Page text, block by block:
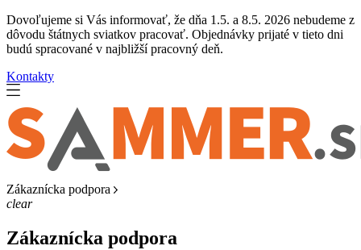
Dovoľujeme si Vás informovať, že dňa 1.5. a 8.5. 2026 nebudeme z
dôvodu štátnych sviatkov pracovať. Objednávky prijaté v tieto dni
budú spracované v najbližší pracovný deň.
Kontakty
Zákaznícka podpora
clear
Zákaznícka podpora